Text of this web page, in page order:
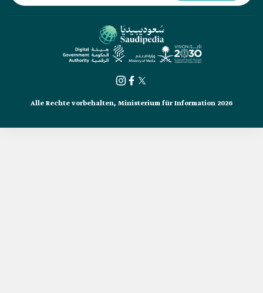
Alle Rechte vorbehalten, Ministerium für Information 2026